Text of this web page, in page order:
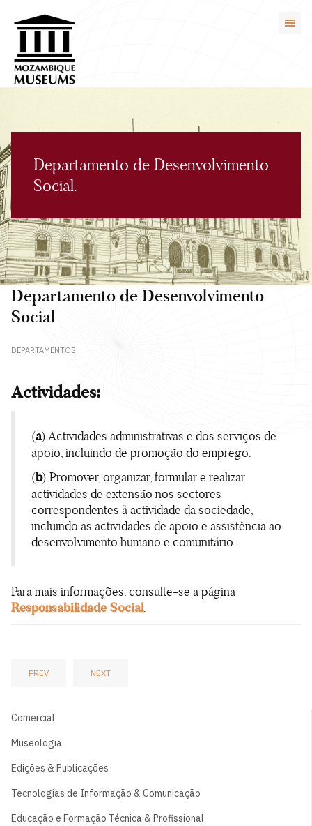
Departamento de Desenvolvimento
Social.
Departamento de Desenvolvimento
Social
DEPARTAMENTOS
Actividades:
(a) Actividades administrativas e dos serviços de
apoio, incluindo de promoção do emprego.
(b) Promover, organizar, formular e realizar
actividades de extensão nos sectores
correspondentes à actividade da sociedade,
incluindo as actividades de apoio e assistência ao
desenvolvimento humano e comunitário.
Para mais informações, consulte-se a página
Responsabilidade Social.
PREV NEXT
Comercial
Museologia
Edições & Publicações
Tecnologias de Informação & Comunicação
Educação e Formação Técnica & Profissional